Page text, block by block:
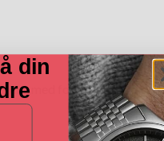
med forgyldt kæde i
din